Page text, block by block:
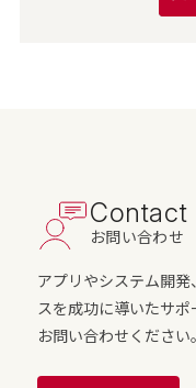
Contact
お問い合わせ
アプリやシステム開
スを成功に導いたサ
お問い合わせください。